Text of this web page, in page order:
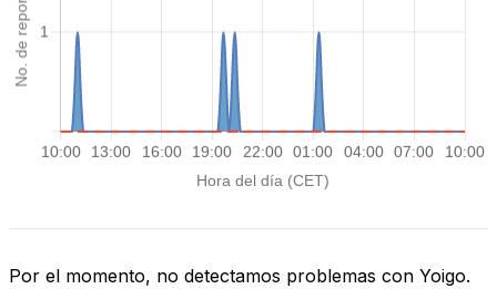
Por el momento, no detectamos problemas con Yoigo.